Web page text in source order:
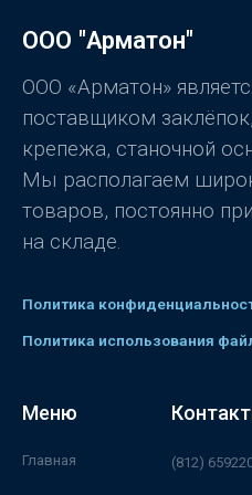
и
з
ООО "Арматон"
ООО «Арматон»
поставщиком
крепежа, станочной
Мы располагаем
товаров, постоянно
на складе.
Политика
Политика использования
Меню
Главная (812)